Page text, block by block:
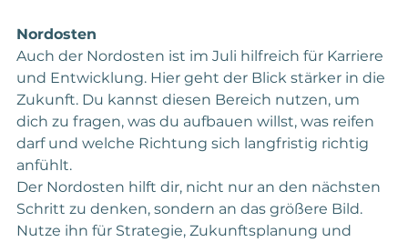
Nordosten
Auch der Nordosten ist im Juli hilfreich für Karriere
und Entwicklung. Hier geht der Blick stärker in die
Zukunft. Du kannst diesen Bereich nutzen, um
dich zu fragen, was du aufbauen willst, was reifen
darf und welche Richtung sich langfristig richtig
anfühlt.
Der Nordosten hilft dir, nicht nur an den nächsten
Schritt zu denken, sondern an das größere Bild.
Nutze ihn für Strategie, Zukunftsplanung und